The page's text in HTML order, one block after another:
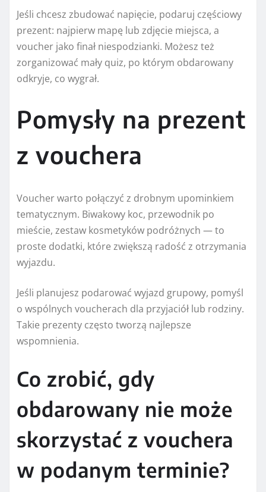
Jeśli chcesz zbudować napięcie, podaruj częściowy
prezent: najpierw mapę lub zdjęcie miejsca, a
voucher jako finał niespodzianki. Możesz też
zorganizować mały quiz, po którym obdarowany
odkryje, co wygrał.
Pomysły na prezent
z vouchera
Voucher warto połączyć z drobnym upominkiem
tematycznym. Biwakowy koc, przewodnik po
mieście, zestaw kosmetyków podróżnych — to
proste dodatki, które zwiększą radość z otrzymania
wyjazdu.
Jeśli planujesz podarować wyjazd grupowy, pomyśl
o wspólnych voucherach dla przyjaciół lub rodziny.
Takie prezenty często tworzą najlepsze
wspomnienia.
Co zrobić, gdy
obdarowany nie może
skorzystać z vouchera
w podanym terminie?